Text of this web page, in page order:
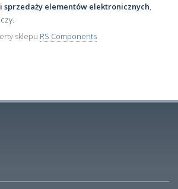
sprzedaży elementów elektronicznych,
sklepu RS Components